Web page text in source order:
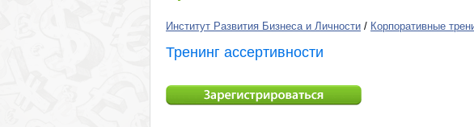
Институт Развития Бизнеса и Личности / Корпоративные
Тренинг ассертивности